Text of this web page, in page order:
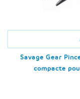
Savage Gear
compacte